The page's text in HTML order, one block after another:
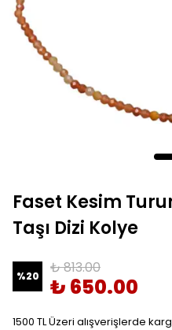
Faset Kesim
Taşı Dizi Kolye
%20 ₺ 813.00
₺ 650.00
1500 TL Üzeri alışverişlerde